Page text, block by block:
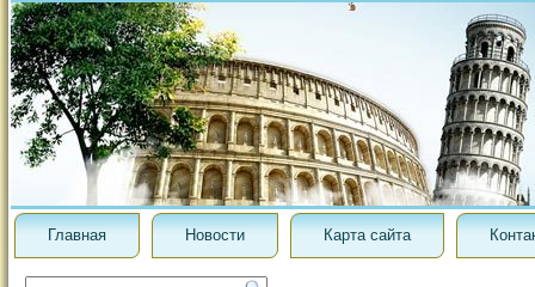
Главная Новости Карта сайта